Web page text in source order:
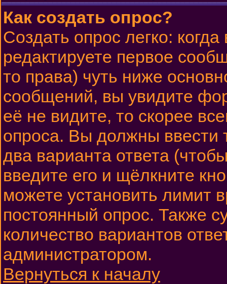
Как создать опрос?
Создать опрос легко:
редактируете первое
то права) чуть ниже
сообщений, вы увидите
её не видите, то скорее
опроса. Вы должны ввести
два варианта ответа
введите его и щёлкните
можете установить лимит
постоянный опрос. Также
количество вариантов
администратором.
Вернуться к началу